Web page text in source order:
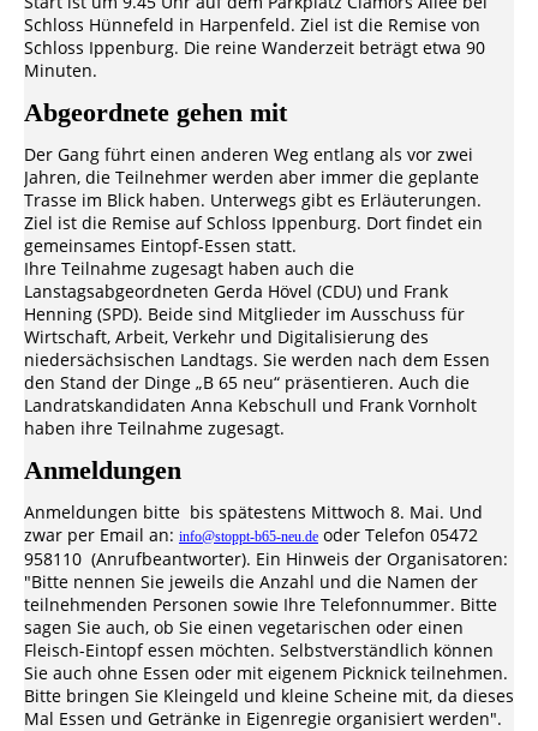
Schloss Hünnefeld in Harpenfeld. Ziel ist die Remise von
Schloss Ippenburg. Die reine Wanderzeit beträgt etwa 90
Minuten.
Abgeordnete gehen mit
Der Gang führt einen anderen Weg entlang als vor zwei
Jahren, die Teilnehmer werden aber immer die geplante
Trasse im Blick haben. Unterwegs gibt es Erläuterungen.
Ziel ist die Remise auf Schloss Ippenburg. Dort findet ein
gemeinsames Eintopf-Essen statt.
Ihre Teilnahme zugesagt haben auch die
Lanstagsabgeordneten Gerda Hövel (CDU) und Frank
Henning (SPD). Beide sind Mitglieder im Ausschuss für
Wirtschaft, Arbeit, Verkehr und Digitalisierung des
niedersächsischen Landtags. Sie werden nach dem Essen
den Stand der Dinge „B 65 neu“ präsentieren. Auch die
Landratskandidaten Anna Kebschull und Frank Vornholt
haben ihre Teilnahme zugesagt.
Anmeldungen
Anmeldungen bitte bis spätestens Mittwoch 8. Mai. Und
zwar per Email an: info@stoppt-b65-neu.de oder Telefon 05472
958110 (Anrufbeantworter). Ein Hinweis der Organisatoren:
"Bitte nennen Sie jeweils die Anzahl und die Namen der
teilnehmenden Personen sowie Ihre Telefonnummer. Bitte
sagen Sie auch, ob Sie einen vegetarischen oder einen
Fleisch-Eintopf essen möchten. Selbstverständlich können
Sie auch ohne Essen oder mit eigenem Picknick teilnehmen.
Bitte bringen Sie Kleingeld und kleine Scheine mit, da dieses
Mal Essen und Getränke in Eigenregie organisiert werden".